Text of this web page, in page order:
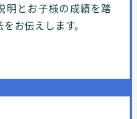
明とお子様の成績を踏
お伝えします。